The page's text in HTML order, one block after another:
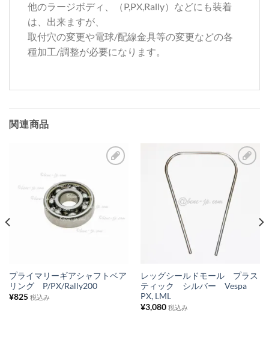
他のラージボディ、（P,PX,Rally）などにも装着
は、出来ますが、
取付穴の変更や電球/配線金具等の変更などの各
種加工/調整が必要になります。
関連商品
に
ス
プライマリーギアシャフトベア
リング P/PX/Rally200
¥825 税込み
お
気
ト
レッグシールドモール プラス
ティック シルバー Vespa
PX, LML
¥3,080 税込み